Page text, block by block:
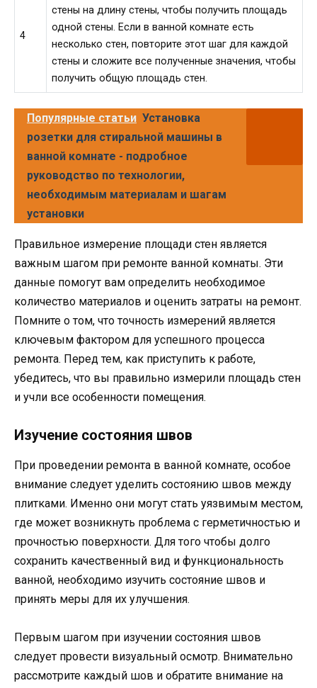
4
стены на длину стены, чтобы получить площадь
одной стены. Если в ванной комнате есть
несколько стен, повторите этот шаг для каждой
стены и сложите все полученные значения, чтобы
получить общую площадь стен.
Популярные статьи Установка
розетки для стиральной машины в
ванной комнате - подробное
руководство по технологии,
необходимым материалам и шагам
установки
Правильное измерение площади стен является
важным шагом при ремонте ванной комнаты. Эти
данные помогут вам определить необходимое
количество материалов и оценить затраты на ремонт.
Помните о том, что точность измерений является
ключевым фактором для успешного процесса
ремонта. Перед тем, как приступить к работе,
убедитесь, что вы правильно измерили площадь стен
и учли все особенности помещения.
Изучение состояния швов
При проведении ремонта в ванной комнате, особое
внимание следует уделить состоянию швов между
плитками. Именно они могут стать уязвимым местом,
где может возникнуть проблема с герметичностью и
прочностью поверхности. Для того чтобы долго
сохранить качественный вид и функциональность
ванной, необходимо изучить состояние швов и
принять меры для их улучшения.
Первым шагом при изучении состояния швов
следует провести визуальный осмотр. Внимательно
рассмотрите каждый шов и обратите внимание на